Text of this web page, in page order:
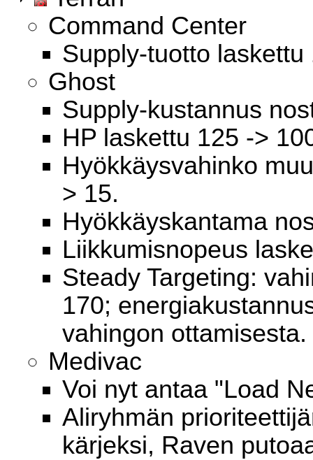
Command Center
Supply-tuotto laskettu
Ghost
Supply-kustannus
HP laskettu 125 ->
Hyökkäysvahinko
> 15.
Hyökkäyskantama
Liikkumisnopeus
Steady Targeting:
170;
vahingon ottamisesta.
Medivac
Voi nyt antaa "Load
Aliryhmän
kärjeksi, Raven